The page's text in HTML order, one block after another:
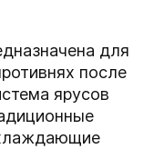
для
после
ярусов